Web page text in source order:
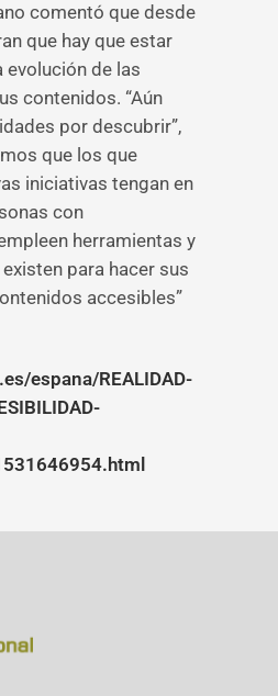
comentó que desde
que hay que estar
evolución de las
contenidos. “Aún
por descubrir”,
que los que
iniciativas tengan en
con
herramientas y
para hacer sus
accesibles”
espana/REALIDAD-